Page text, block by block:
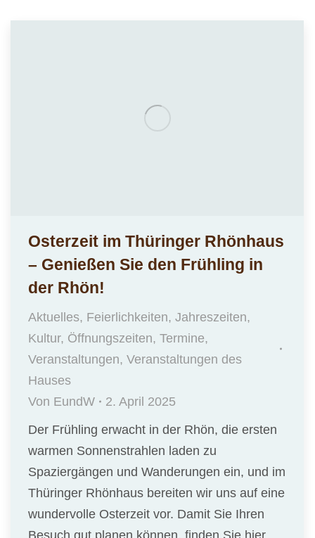
Osterzeit im Thüringer Rhönhaus
– Genießen Sie den Frühling in
der Rhön!
Aktuelles, Feierlichkeiten, Jahreszeiten,
Kultur, Öffnungszeiten, Termine,
Veranstaltungen, Veranstaltungen des
Hauses
Von EundW
2. April 2025
Der Frühling erwacht in der Rhön, die ersten
warmen Sonnenstrahlen laden zu
Spaziergängen und Wanderungen ein, und im
Thüringer Rhönhaus bereiten wir uns auf eine
wundervolle Osterzeit vor. Damit Sie Ihren